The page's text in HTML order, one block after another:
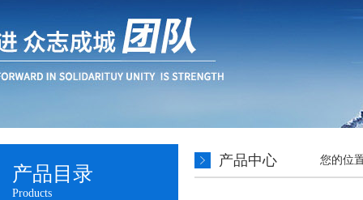
产品目录
Products
产品中心 您的位